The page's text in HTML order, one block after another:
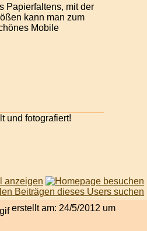
Papierfaltens, mit der
kann man zum
Mobile
und fotografiert!
erstellt am: 24/5/2012 um